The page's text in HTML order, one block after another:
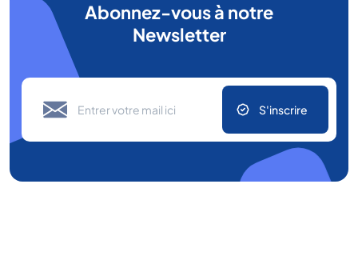
Abonnez-vous à notre
Newsletter
S'inscrire